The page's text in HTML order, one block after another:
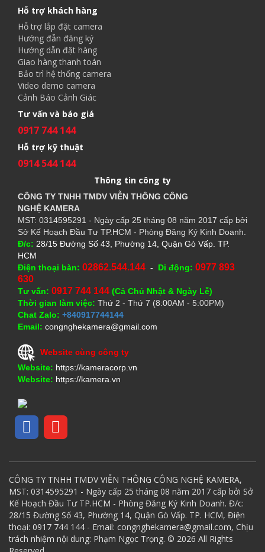
Hỗ trợ khách hàng
Hỗ trợ lắp đặt camera
Hướng đẫn đăng ký
Hướng dẫn đặt hàng
Giao hàng thanh toán
Bảo trì hệ thống camera
Video demo camera
Cảnh Báo Cảnh Giác
Tư vấn và báo giá
0917 744 144
Hỗ trợ kỹ thuật
0914 544 144
Thông tin công ty
CÔNG TY TNHH TMDV VIỄN THÔNG CÔNG
NGHỆ KAMERA
MST: 0314595291 - Ngày cấp 25 tháng 08 năm 2017 cấp bởi
Sở Kế Hoạch Đầu Tư TP.HCM - Phòng Đăng Ký Kinh Doanh.
Đ/c: 28/15 Đường Số 43, Phường 14, Quận Gò Vấp. TP.
HCM
Điện thoại bàn: 02862.544.144 - Di động: 0977 893
630
Tư vấn: 0917 744 144 (Cả Chủ Nhật & Ngày Lễ)
Thời gian làm việc: Thứ 2 - Thứ 7 (8:00AM - 5:00PM)
Chat Zalo: +840917744144
Email: congnghekamera@gmail.com
Website cùng công ty
Website: https://kameracorp.vn
Website: https://kamera.vn
CÔNG TY TNHH TMDV VIỄN THÔNG CÔNG NGHỆ KAMERA,
MST: 0314595291 - Ngày cấp 25 tháng 08 năm 2017 cấp bởi Sở
Kế Hoạch Đầu Tư TP.HCM - Phòng Đăng Ký Kinh Doanh. Đ/c:
28/15 Đường Số 43, Phường 14, Quận Gò Vấp. TP. HCM, Điện
thoại: 0917 744 144 - Email: congnghekamera@gmail.com, Chịu
trách nhiệm nội dung: Phạm Ngọc Trọng. © 2026 All Rights